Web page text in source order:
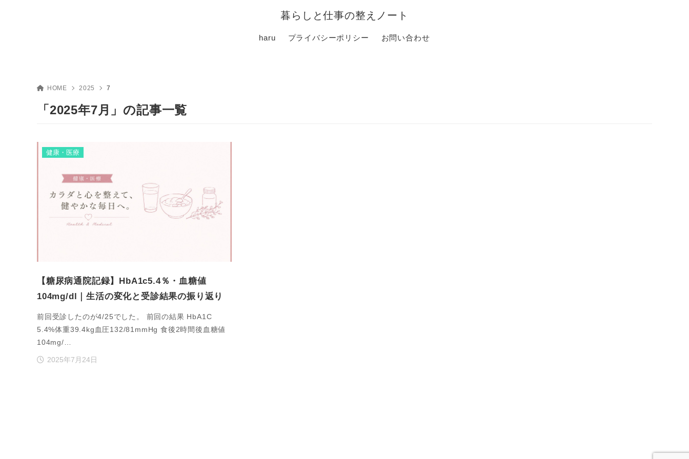
暮らしと仕事の整えノート
haru プライバシーポリシー お問い合わせ
HOME 2025 7
「2025年7月」の記事一覧
【糖尿病通院記録】HbA1c5.4％・血糖値
104mg/dl｜生活の変化と受診結果の振り返り
前回受診したのが4/25でした。 前回の結果 HbA1C
5.4%体重39.4kg血圧132/81mmHg 食後2時間後血糖値
104mg/…
2025年7月24日
健康・医療